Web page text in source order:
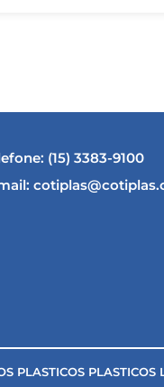
(15) 3383-9100
PLASTICOS